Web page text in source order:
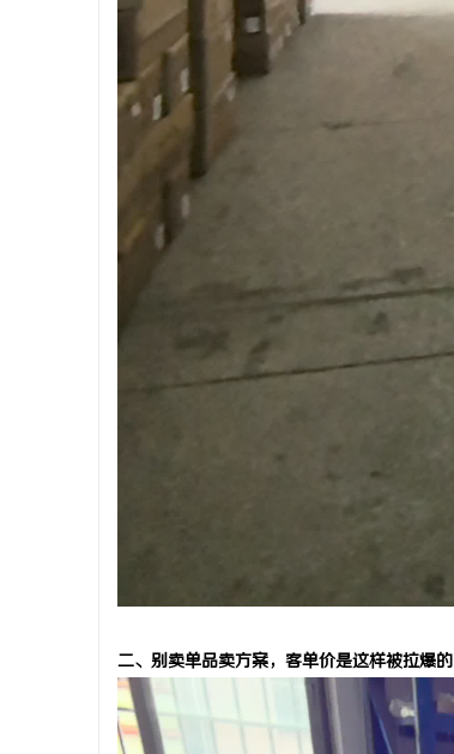
二、别卖单品卖方案，客单价是这样被拉爆的